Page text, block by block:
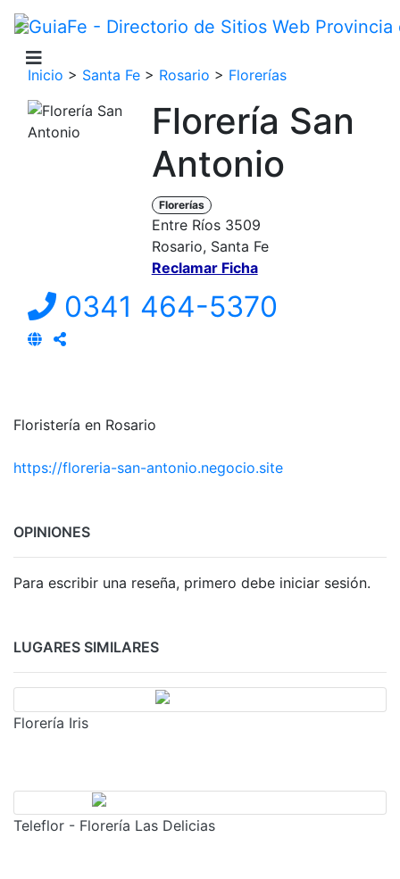
Inicio > Santa Fe > Rosario > Florerías
Florería San
Antonio
Florerías
Entre Ríos 3509
Rosario, Santa Fe
Reclamar Ficha
0341 464-5370
Floristería en Rosario
https://floreria-san-antonio.negocio.site
OPINIONES
Para escribir una reseña, primero debe iniciar sesión.
LUGARES SIMILARES
Florería Iris
Teleflor - Florería Las Delicias